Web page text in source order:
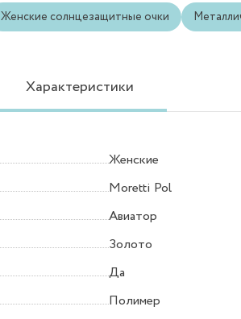
Женские солнцезащитные очки
Характеристики
Женские
Moretti Pol
Авиатор
Золото
Да
Полимер